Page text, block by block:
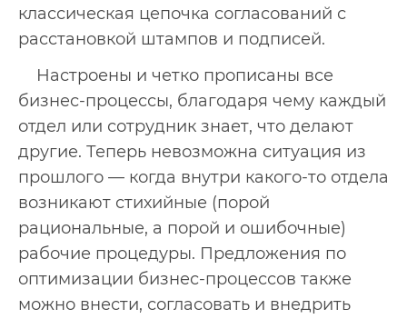
классическая цепочка согласований с
расстановкой штампов и подписей.
Настроены и четко прописаны все
бизнес-процессы, благодаря чему каждый
отдел или сотрудник знает, что делают
другие. Теперь невозможна ситуация из
прошлого — когда внутри какого-то отдела
возникают стихийные (порой
рациональные, а порой и ошибочные)
рабочие процедуры. Предложения по
оптимизации бизнес-процессов также
можно внести, согласовать и внедрить